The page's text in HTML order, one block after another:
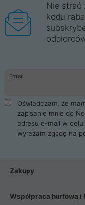
Nie strać
kodu
Email
Oświadczam, że
zapisanie mnie do
adresu e-mail w celu
wyrażam zgodę na
Zakupy
Współpraca hurtowa i